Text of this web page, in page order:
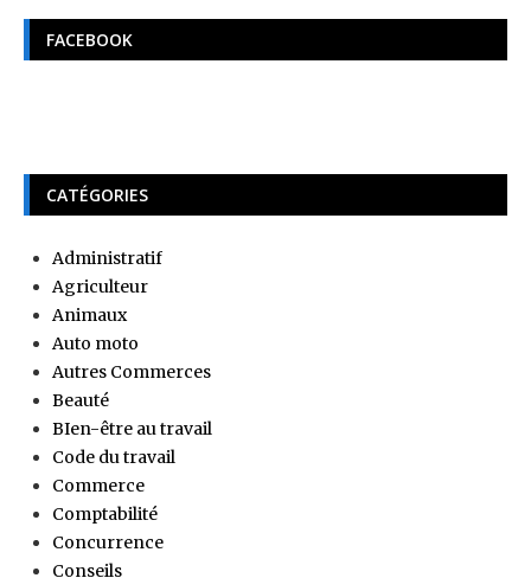
FACEBOOK
CATÉGORIES
Administratif
Agriculteur
Animaux
Auto moto
Autres Commerces
Beauté
BIen-être au travail
Code du travail
Commerce
Comptabilité
Concurrence
Conseils